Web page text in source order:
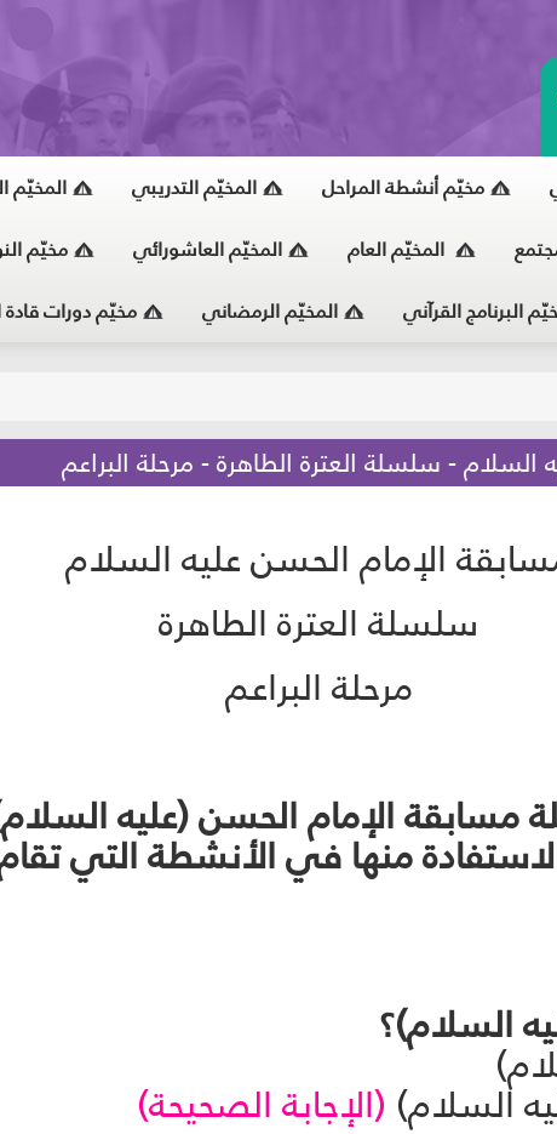
مخيّم أنشطة المراحل المخيّم التدريبي المخيّم
المخيّم العام المخيّم العاشورائي مخيّم
البرنامج القرآني المخيّم الرمضاني مخيّم دورات قادة
- سلسلة العترة الطاهرة - مرحلة البراعم
الإمام الحسن عليه السلام
سلسلة العترة الطاهرة
مرحلة البراعم
الإمام الحسن (عليه
منها في الأنشطة التي
السلام) (الإجابة الصحيحة)